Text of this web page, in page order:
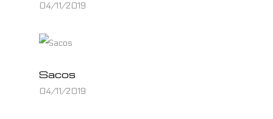
04/11/2019
Sacos
04/11/2019